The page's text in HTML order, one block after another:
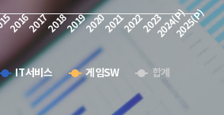
IT서비스 게임SW 합계
201620172018201920202021202220232024(P)2025(P)